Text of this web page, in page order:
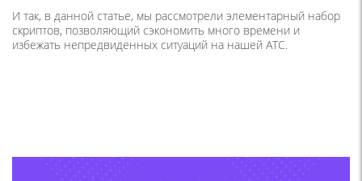
И так, в данной статье, мы рассмотрели элементарный набор
скриптов, позволяющий сэкономить много времени и
избежать непредвиденных ситуаций на нашей АТС.